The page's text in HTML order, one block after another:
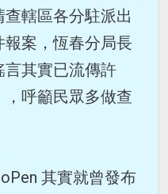
轄區各分駐派出
報案，恆春分局長
其實已流傳許
呼籲民眾多做查
其實就曾發布